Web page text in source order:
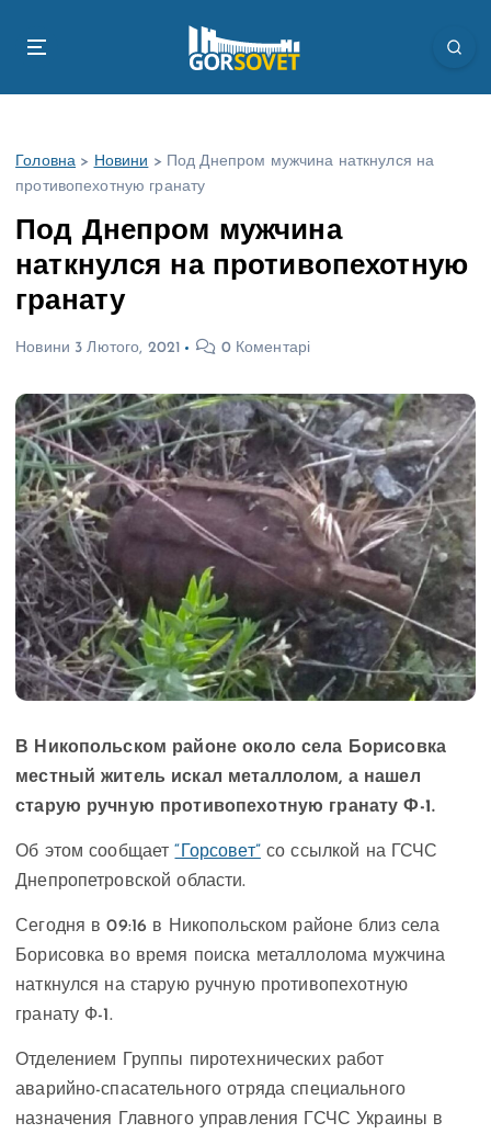
Головна > Новини >
Под Днепром мужчина наткнулся на
противопехотную гранату
Под Днепром мужчина
наткнулся на противопехотную
гранату
Новини 3 Лютого, 2021 0 Коментарі
В Никопольском районе около села Борисовка
местный житель искал металлолом, а нашел
старую ручную противопехотную гранату Ф-1.
Об этом сообщает“Горсовет” со ссылкой на ГСЧС
Днепропетровской области.
Сегодня в 09:16 в Никопольском районе близ села
Борисовка во время поиска металлолома мужчина
наткнулся на старую ручную противопехотную
гранату Ф-1.
Отделением Группы пиротехнических работ
аварийно-спасательного отряда специального
назначения Главного управления ГСЧС Украины в